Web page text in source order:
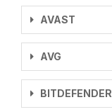
AVAST
AVG
BITDEFENDER